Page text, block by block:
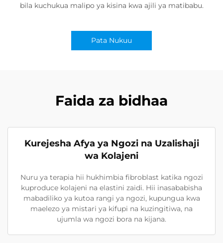
bila kuchukua malipo ya kisina kwa ajili ya matibabu.
Pata Nukuu
Faida za bidhaa
Kurejesha Afya ya Ngozi na Uzalishaji
wa Kolajeni
Nuru ya terapia hii hukhimbia fibroblast katika ngozi
kuproduce kolajeni na elastini zaidi. Hii inasababisha
mabadiliko ya kutoa rangi ya ngozi, kupungua kwa
maelezo ya mistari ya kifupi na kuzingitiwa, na
ujumla wa ngozi bora na kijana.